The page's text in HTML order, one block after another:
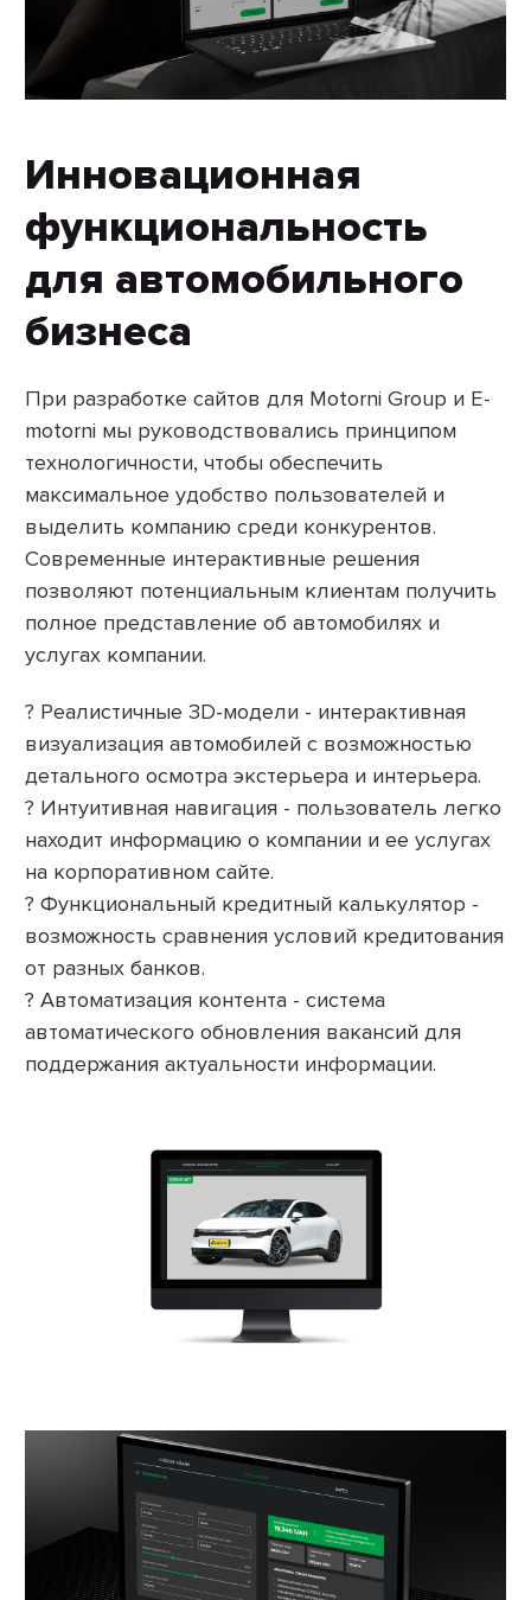
Инновационная
функциональность
для автомобильного
бизнеса
При разработке сайтов для Motorni Group и E-
motorni мы руководствовались принципом
технологичности, чтобы обеспечить
максимальное удобство пользователей и
выделить компанию среди конкурентов.
Современные интерактивные решения
позволяют потенциальным клиентам получить
полное представление об автомобилях и
услугах компании.
? Реалистичные 3D-модели - интерактивная
визуализация автомобилей с возможностью
детального осмотра экстерьера и интерьера.
? Интуитивная навигация - пользователь легко
находит информацию о компании и ее услугах
на корпоративном сайте.
? Функциональный кредитный калькулятор -
возможность сравнения условий кредитования
от разных банков.
? Автоматизация контента - система
автоматического обновления вакансий для
поддержания актуальности информации.